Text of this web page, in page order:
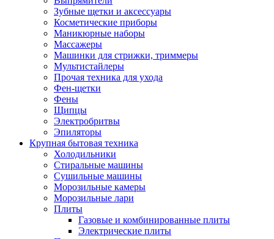
Стеклоочистители
Машинки для снятия катышков
Сушилки для белья и обуви
Климатическая техника
Приточно-вытяжные вентиляторы
Теплый пол
Обогреватели
Тепловентиляторы
Тепловые завесы
Тепловые пушки
Увлажнители
Радиаторы
Медицинская техника
Назальные аспираторы
Стетоскопы
Зубные щетки и аксессуары
Косметические приборы
Маникюрные наборы
Массажеры
Машинки для стрижки, триммеры
Мультистайлеры
Прочая техника для ухода
Фен-щетки
Фены
Щипцы
Электробритвы
Эпиляторы
Крупная бытовая техника
Холодильники
Стиральные машины
Сушильные машины
Морозильные камеры
Морозильные лари
Плиты
Газовые и комбинированные плиты
Электрические плиты